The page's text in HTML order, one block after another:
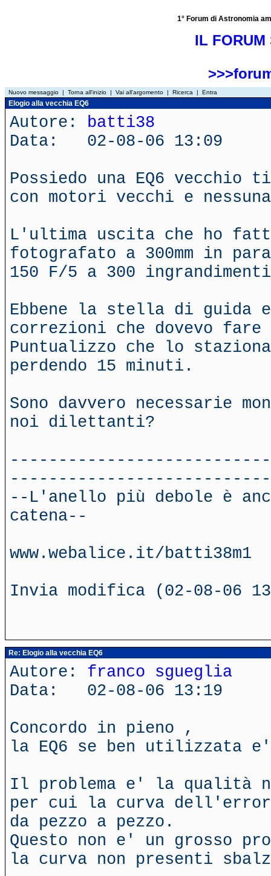
1° Forum di Astronomia
IL FORUM
Nuovo messaggio | Torna all'inizio | Vai all'argomento | Ricerca | Entra
Elogio alla vecchia EQ6
Autore: batti38
Data: 02-08-06 13:09
Possiedo una EQ6 vecchio
con motori vecchi e
L'ultima uscita che ho
fotografato a 300mm in
150 F/5 a 300
Ebbene la stella di guida
correzioni che dovevo
Puntualizzo che lo
perdendo 15 minuti.
Sono davvero necessarie
noi dilettanti?
--L'anello più debole è
catena--
www.webalice.it/batti38m1
Invia modifica (02-08-06
Re: Elogio alla vecchia EQ6
Autore: franco sgueglia
Data: 02-08-06 13:19
Concordo in pieno ,
la EQ6 se ben utilizzata
Il problema e' la qualità
per cui la curva
da pezzo a pezzo.
Questo non e' un grosso
la curva non presenti